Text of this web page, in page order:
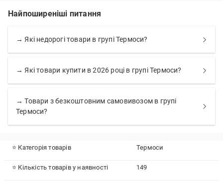
Найпоширеніші питання
→ Які недорогі товари в групі Термоси?
→ Які товари купити в 2026 році в групі Термоси?
→ Товари з безкоштовним самовивозом в групі
Термоси?
⭐ Категорія товарів Термоси
⭐ Кількість товарів у наявності 149